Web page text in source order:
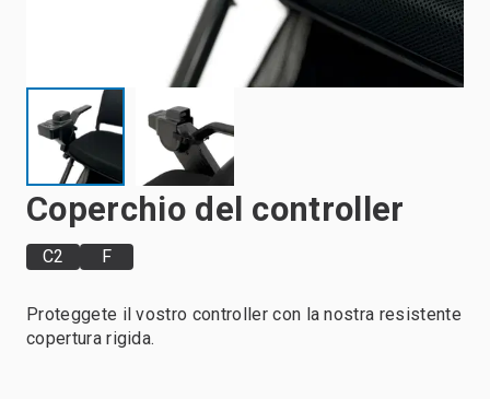
Coperchio del controller
C2 F
Proteggete il vostro controller con la nostra resistente
copertura rigida.